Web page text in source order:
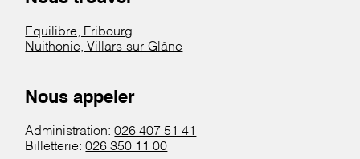
Equilibre, Fribourg
Nuithonie, Villars-sur-Glâne
Nous appeler
Administration:026 407 51 41
Billetterie:026 350 11 00